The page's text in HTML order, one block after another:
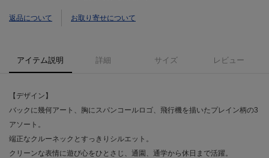
返品について お取り寄せについて
アイテム説明 詳細 サイズ レビュー
【デザイン】
バックに幾何アート、胸にスパンコールロゴ、飛行機を描いたプレイン柄の3
アソート。
端正なクルーネックとすっきりシルエット。
クリーンな表情に遊び心をひとさじ、通園、通学から休日まで活躍。